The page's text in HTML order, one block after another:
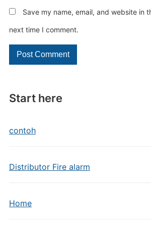
Start here
contoh
Distributor Fire alarm
Home
Save my name, email, and website in
next time I comment.